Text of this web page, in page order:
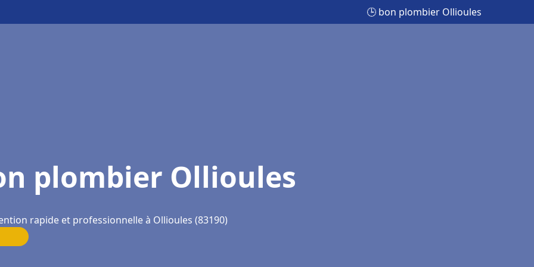
🕒 bon plombier Ollioules
plombier Ollioules
rapide et professionnelle à Ollioules (83190)